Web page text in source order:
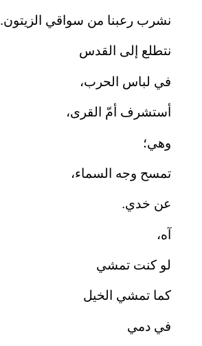
نشرب رعبنا من سواقي الزيتون.
نتطلع إلى القدس
في لباس الحرب،
أستشرف أمّ القرى،
وهي؛
تمسح وجه السماء،
عن خدي.
آه،
لو كنت تمشي
كما تمشي الخيل
في دمي